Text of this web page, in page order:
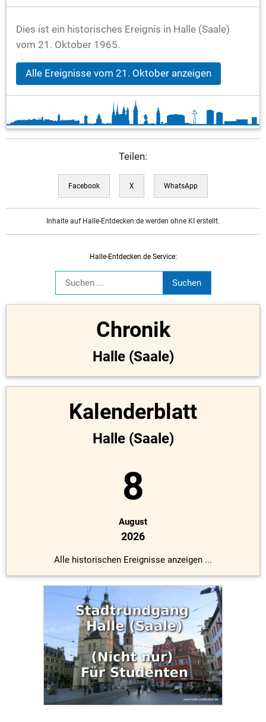
Dies ist ein historisches Ereignis in Halle (Saale)
vom 21. Oktober 1965.
Alle Ereignisse vom 21. Oktober anzeigen
Teilen:
Facebook X WhatsApp
Inhalte auf Halle-Entdecken.de werden ohne KI erstellt.
Halle-Entdecken.de Service:
Chronik
Halle (Saale)
Kalenderblatt
Halle (Saale)
8
August
2026
Alle historischen Ereignisse anzeigen ...